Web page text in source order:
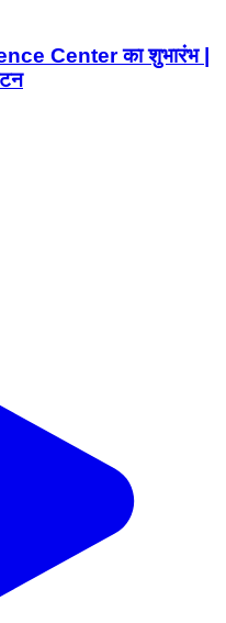
Center का शुभारंभ |